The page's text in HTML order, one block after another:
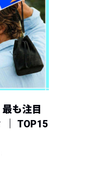
も注目
｜ TOP15